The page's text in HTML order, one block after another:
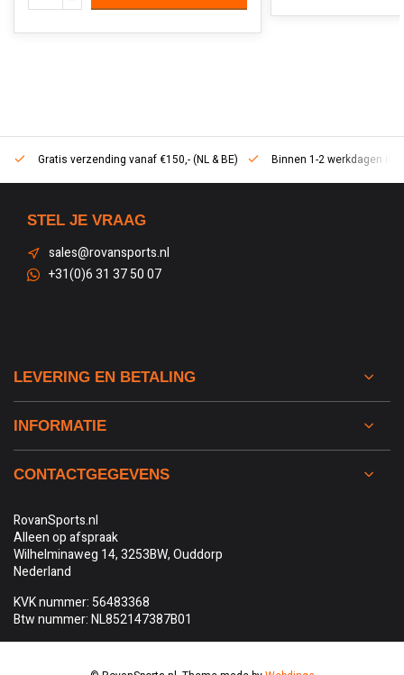
Gratis verzending vanaf €150,- (NL & BE) Binnen 1-2 werkdagen in
STEL JE VRAAG
sales@rovansports.nl
+31(0)6 31 37 50 07
LEVERING EN BETALING
INFORMATIE
CONTACTGEGEVENS
RovanSports.nl
Alleen op afspraak
Wilhelminaweg 14, 3253BW, Ouddorp
Nederland
KVK nummer: 56483368
Btw nummer: NL852147387B01